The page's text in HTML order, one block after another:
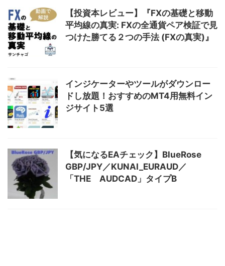
【投資本レビュー】『FXの基礎と移動
平均線の真実: FXの全通貨ペア検証で見
つけた勝てる２つの手法 (FXの真実)』
インジケーターやツールがダウンロー
ドし放題！おすすめのMT4用無料イン
ジサイト5選
【気になるEAチェック】BlueRose
GBP/JPY／KUNAI_EURAUD／
「THE AUDCAD」タイプB